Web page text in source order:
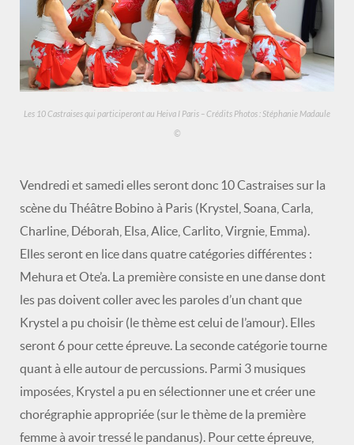
Les 10 Castraises qui participeront au Heiva I Paris – Crédits Photos : Stéphanie Madaule
©
Vendredi et samedi elles seront donc 10 Castraises sur la
scène du Théâtre Bobino à Paris (Krystel, Soana, Carla,
Charline, Déborah, Elsa, Alice, Carlito, Virgnie, Emma).
Elles seront en lice dans quatre catégories différentes :
Mehura et Ote’a. La première consiste en une danse dont
les pas doivent coller avec les paroles d’un chant que
Krystel a pu choisir (le thème est celui de l’amour). Elles
seront 6 pour cette épreuve. La seconde catégorie tourne
quant à elle autour de percussions. Parmi 3 musiques
imposées, Krystel a pu en sélectionner une et créer une
chorégraphie appropriée (sur le thème de la première
femme à avoir tressé le pandanus). Pour cette épreuve,